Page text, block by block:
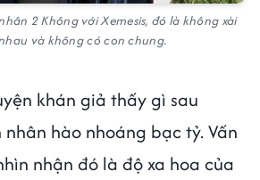
2 Không với Xemesis, đó là không xài
và không có con chung.
khán giả thấy gì sau
hào nhoáng bạc tỷ. Vấn
nhận đó là độ xa hoa của